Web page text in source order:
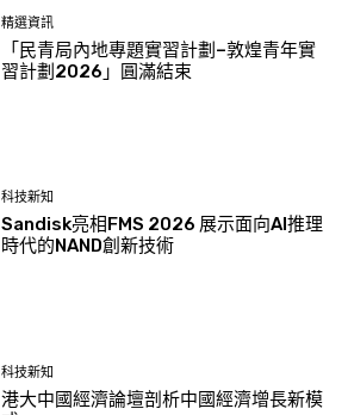
精選資訊
「民青局內地專題實習計劃–敦煌青年實
習計劃2026」圓滿結束
科技新知
Sandisk亮相FMS 2026 展示面向AI推理
時代的NAND創新技術
科技新知
港大中國經濟論壇剖析中國經濟增長新模